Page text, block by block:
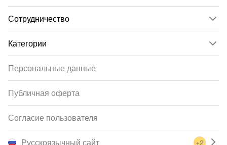
Сотрудничество
Категории
Русскоязычный сайт +2
Персональные данные
Публичная оферта
Согласие пользователя